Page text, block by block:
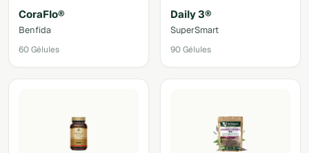
CoraFlo®
Benfida
60 Gélules
Daily 3®
SuperSmart
90 Gélules